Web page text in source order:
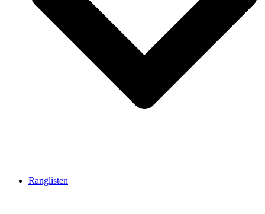
Ranglisten